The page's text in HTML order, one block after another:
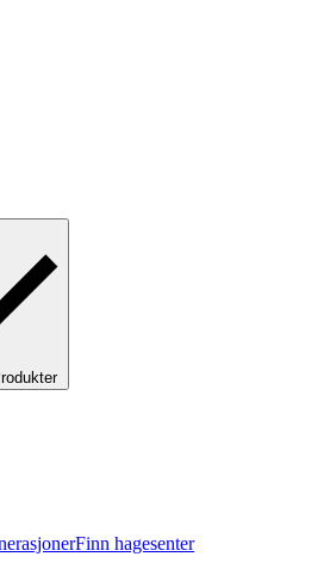
Finn hagesenter